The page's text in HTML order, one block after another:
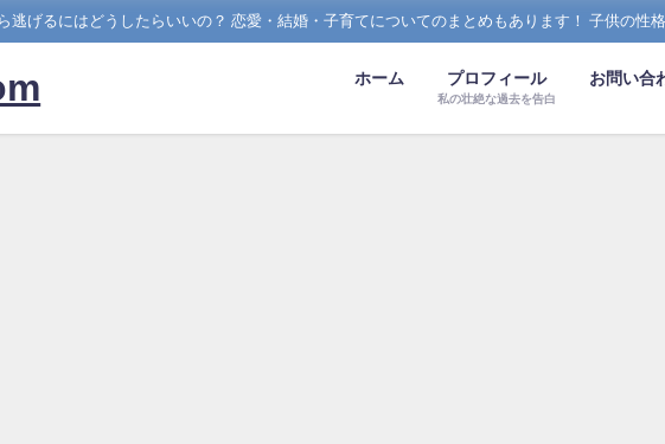
逃げるにはどうしたらいいの？ 恋愛・結婚・子育てについてのまとめもあります！ 子供の性
ホーム プロフィール
私の壮絶な過去を告白
お問い合